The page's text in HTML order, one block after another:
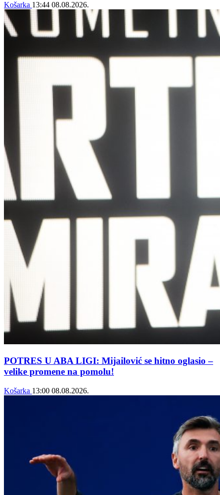
Košarka 13:44 08.08.2026.
POTRES U ABA LIGI: Mijailović se hitno oglasio –
velike promene na pomolu!
Košarka 13:00 08.08.2026.